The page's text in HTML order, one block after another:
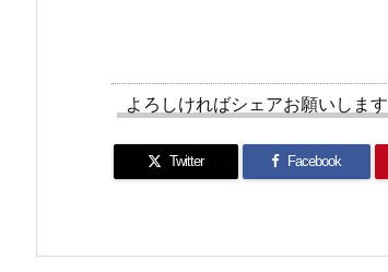
よろしければシェアお願いします
Twitter Facebook